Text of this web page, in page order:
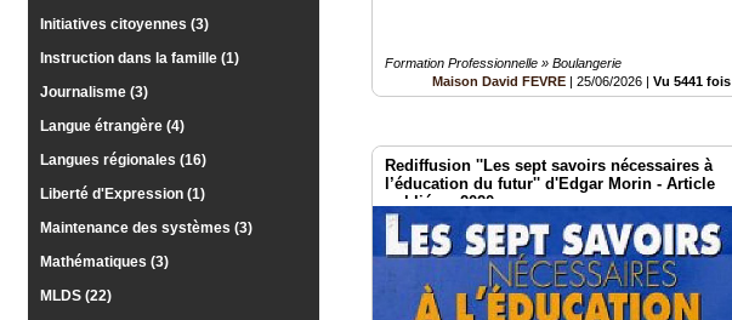
Initiatives citoyennes (3)
Instruction dans la famille (1)
Journalisme (3)
Langue étrangère (4)
Langues régionales (16)
Liberté d'Expression (1)
Maintenance des systèmes (3)
Mathématiques (3)
MLDS (22)
Formation Professionnelle » Boulangerie
Maison David FEVRE |25/06/2026 |Vu 5441 fois
Rediffusion ''Les sept savoirs nécessaires à
l’éducation du futur'' d'Edgar Morin - Article
publié en 2020